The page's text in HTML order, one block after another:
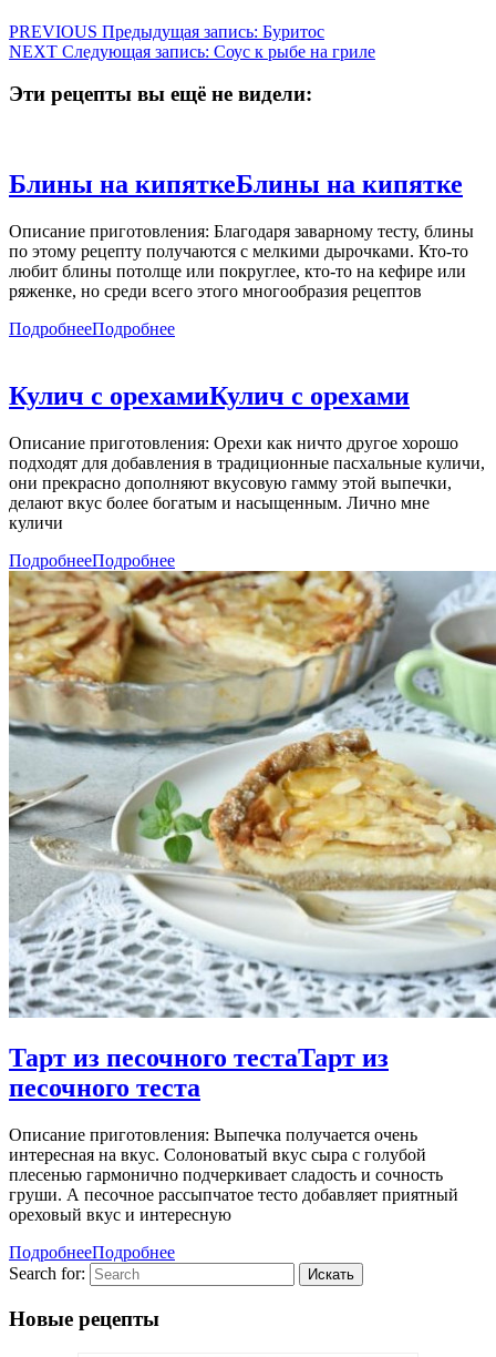
PREVIOUS Предыдущая запись: Буритос
NEXT Следующая запись: Соус к рыбе на гриле
Эти рецепты вы ещё не видели:
Блины на кипяткеБлины на кипятке
Описание приготовления: Благодаря заварному тесту, блины
по этому рецепту получаются с мелкими дырочками. Кто-то
любит блины потолще или покруглее, кто-то на кефире или
ряженке, но среди всего этого многообразия рецептов
ПодробнееПодробнее
Кулич с орехамиКулич с орехами
Описание приготовления: Орехи как ничто другое хорошо
подходят для добавления в традиционные пасхальные куличи,
они прекрасно дополняют вкусовую гамму этой выпечки,
делают вкус более богатым и насыщенным. Лично мне
куличи
ПодробнееПодробнее
Тарт из песочного тестаТарт из
песочного теста
Описание приготовления: Выпечка получается очень
интересная на вкус. Солоноватый вкус сыра с голубой
плесенью гармонично подчеркивает сладость и сочность
груши. А песочное рассыпчатое тесто добавляет приятный
ореховый вкус и интересную
ПодробнееПодробнее
Search for:
Новые рецепты